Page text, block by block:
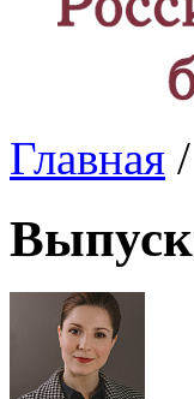
Главная